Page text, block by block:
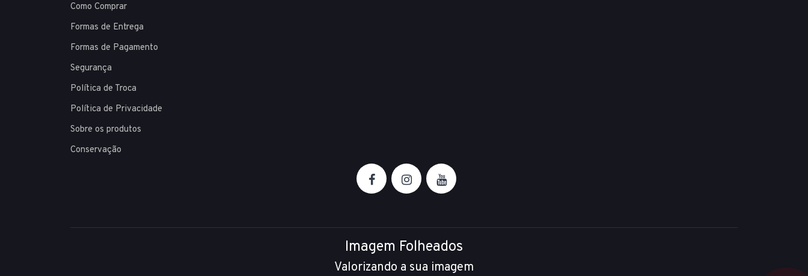
Como Comprar
Formas de Entrega
Formas de Pagamento
Segurança
Política de Troca
Política de Privacidade
Sobre os produtos
Conservação
Imagem Folheados
Valorizando a sua imagem